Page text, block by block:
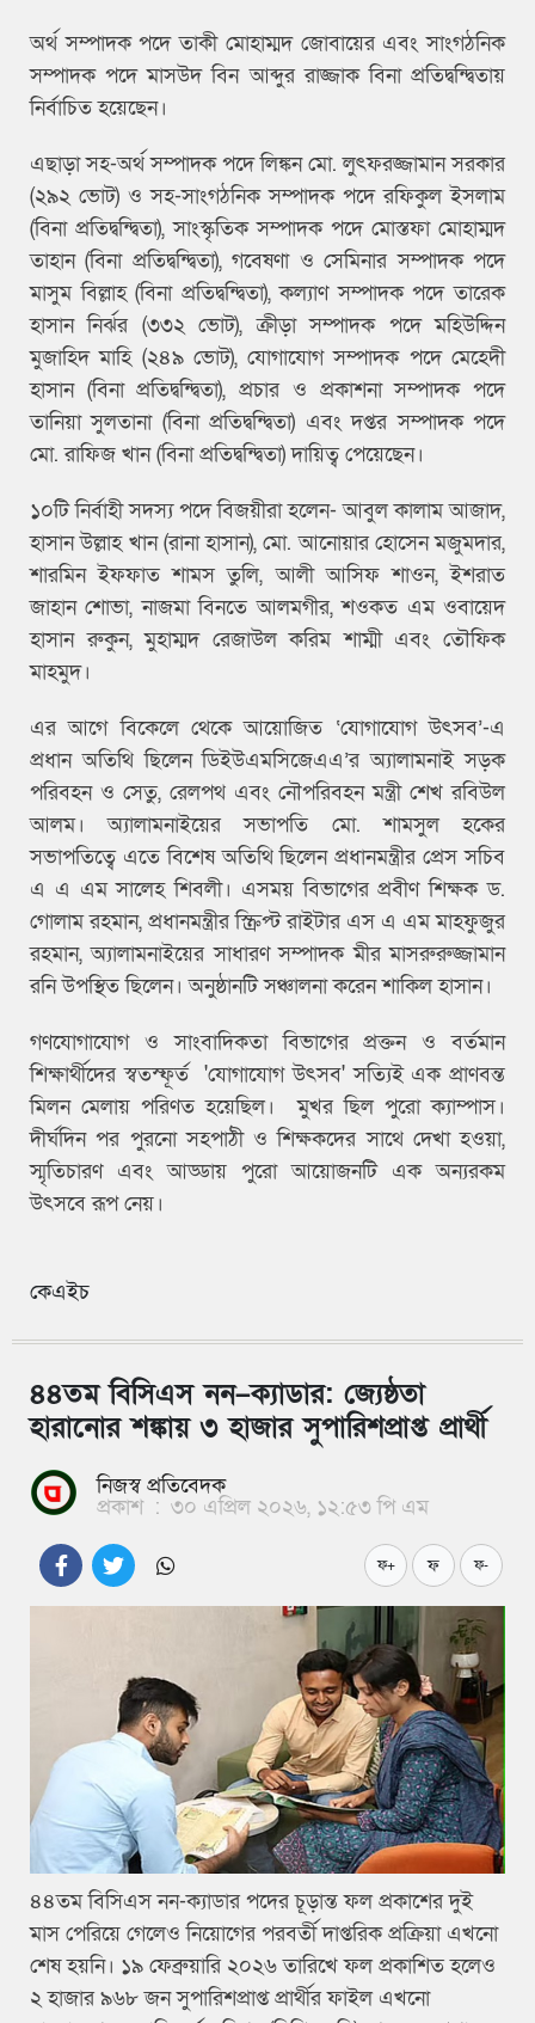
অর্থ সম্পাদক পদে তাকী মোহাম্মদ জোবায়ের এবং সাংগঠনিক
সম্পাদক পদে মাসউদ বিন আব্দুর রাজ্জাক বিনা প্রতিদ্বন্দ্বিতায়
নির্বাচিত হয়েছেন।
এছাড়া সহ-অর্থ সম্পাদক পদে লিঙ্কন মো. লুৎফরজ্জামান সরকার
(২৯২ ভোট) ও সহ-সাংগঠনিক সম্পাদক পদে রফিকুল ইসলাম
(বিনা প্রতিদ্বন্দ্বিতা), সাংস্কৃতিক সম্পাদক পদে মোস্তফা মোহাম্মদ
তাহান (বিনা প্রতিদ্বন্দ্বিতা), গবেষণা ও সেমিনার সম্পাদক পদে
মাসুম বিল্লাহ (বিনা প্রতিদ্বন্দ্বিতা), কল্যাণ সম্পাদক পদে তারেক
হাসান নির্ঝর (৩৩২ ভোট), ক্রীড়া সম্পাদক পদে মহিউদ্দিন
মুজাহিদ মাহি (২৪৯ ভোট), যোগাযোগ সম্পাদক পদে মেহেদী
হাসান (বিনা প্রতিদ্বন্দ্বিতা), প্রচার ও প্রকাশনা সম্পাদক পদে
তানিয়া সুলতানা (বিনা প্রতিদ্বন্দ্বিতা) এবং দপ্তর সম্পাদক পদে
মো. রাফিজ খান (বিনা প্রতিদ্বন্দ্বিতা) দায়িত্ব পেয়েছেন।
১০টি নির্বাহী সদস্য পদে বিজয়ীরা হলেন- আবুল কালাম আজাদ,
হাসান উল্লাহ খান (রানা হাসান), মো. আনোয়ার হোসেন মজুমদার,
শারমিন ইফফাত শামস তুলি, আলী আসিফ শাওন, ইশরাত
জাহান শোভা, নাজমা বিনতে আলমগীর, শওকত এম ওবায়েদ
হাসান রুকুন, মুহাম্মদ রেজাউল করিম শাম্মী এবং তৌফিক
মাহমুদ।
এর আগে বিকেলে থেকে আয়োজিত ‘যোগাযোগ উৎসব’-এ
প্রধান অতিথি ছিলেন ডিইউএমসিজেএএ’র অ্যালামনাই সড়ক
পরিবহন ও সেতু, রেলপথ এবং নৌপরিবহন মন্ত্রী শেখ রবিউল
আলম। অ্যালামনাইয়ের সভাপতি মো. শামসুল হকের
সভাপতিত্বে এতে বিশেষ অতিথি ছিলেন প্রধানমন্ত্রীর প্রেস সচিব
এ এ এম সালেহ শিবলী। এসময় বিভাগের প্রবীণ শিক্ষক ড.
গোলাম রহমান, প্রধানমন্ত্রীর স্ক্রিপ্ট রাইটার এস এ এম মাহফুজুর
রহমান, অ্যালামনাইয়ের সাধারণ সম্পাদক মীর মাসরুরুজ্জামান
রনি উপস্থিত ছিলেন। অনুষ্ঠানটি সঞ্চালনা করেন শাকিল হাসান।
গণযোগাযোগ ও সাংবাদিকতা বিভাগের প্রক্তন ও বর্তমান
শিক্ষার্থীদের স্বতস্ফূর্ত 'যোগাযোগ উৎসব' সত্যিই এক প্রাণবন্ত
মিলন মেলায় পরিণত হয়েছিল। মুখর ছিল পুরো ক্যাম্পাস।
দীর্ঘদিন পর পুরনো সহপাঠী ও শিক্ষকদের সাথে দেখা হওয়া,
স্মৃতিচারণ এবং আড্ডায় পুরো আয়োজনটি এক অন্যরকম
উৎসবে রূপ নেয়।
কেএইচ
৪৪তম বিসিএস নন–ক্যাডার: জ্যেষ্ঠতা
হারানোর শঙ্কায় ৩ হাজার সুপারিশপ্রাপ্ত প্রার্থী
নিজস্ব প্রতিবেদক
প্রকাশ : ৩০ এপ্রিল ২০২৬, ১২:৫৩ পি এম
ফ+ ফ ফ-
৪৪তম বিসিএস নন-ক্যাডার পদের চূড়ান্ত ফল প্রকাশের দুই
মাস পেরিয়ে গেলেও নিয়োগের পরবর্তী দাপ্তরিক প্রক্রিয়া এখনো
শেষ হয়নি। ১৯ ফেব্রুয়ারি ২০২৬ তারিখে ফল প্রকাশিত হলেও
২ হাজার ৯৬৮ জন সুপারিশপ্রাপ্ত প্রার্থীর ফাইল এখনো